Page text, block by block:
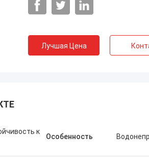
Лучшая Цена
к
Особенность